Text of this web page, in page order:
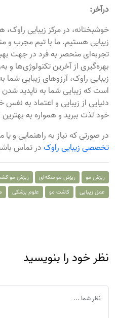
درآخر:
خوشبختانه، در مرکز زیبایی
زیبایی هستیم. ما با تیم مجرب
تجربه‌ای منحصر به فرد در جهت
بهره‌گیری از آخرین تکنولوژی‌ها و
زیبایی راوک، آرزوهای زیبایی
است که زیبایی شما به ناپدید
دنیایی از زیبایی و اعتماد به
خود لذت ببرید و همواره به
در صورتی که نیاز به راهنمایی و یا
تخصصی زیبایی راوکدر تماس
ریزش مو ریزش مو سکه‌ای ریزش مو
عمل زیبایی
کاشت مو علوم پزشکی
نظر خود را بنویسید